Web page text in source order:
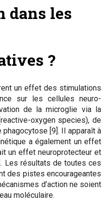
dans les
?
un effet des stimulations
sur les cellules neuro-
de la microglie via la
oxygen species), de
[9]. Il apparaît à
a également un effet
un effet neuroprotecteur et
Les résultats de toutes ces
des pistes encourageantes
d’action ne soient
moléculaire.